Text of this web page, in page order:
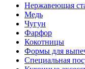
Нержавеющая
Медь
Чугун
Фарфор
Кокотницы
Формы для
Специальная